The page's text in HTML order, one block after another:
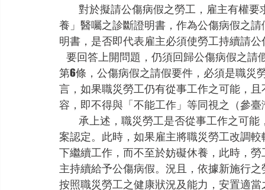
養」醫囑之診斷證明書，作為公傷病假之
明書，是否即代表雇主必須使勞工持續請公
第6條，公傷病假之請假要件，必須是職災
言，如果職災勞工仍有從事工作之可能，
容，即不得與「不能工作」等同視之（參
案認定。此時，如果雇主將職災勞工改調
下繼續工作，而不至於妨礙休養，此時，
主持續給予公傷病假。況且，依據新施行
按照職災勞工之健康狀況及能力，安置適